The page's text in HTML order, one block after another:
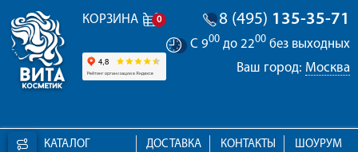
КОРЗИНА 0 8 (495) 135-35-71
С 900 до 2200 без выходных
Ваш город: Москва
КАТАЛОГ ШОУРУМ
КОНТАКТЫ
ДОСТАВКА